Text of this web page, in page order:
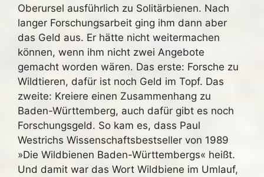
Oberursel ausführlich zu Solitärbienen. Nach
langer Forschungsarbeit ging ihm dann aber
das Geld aus. Er hätte nicht weitermachen
können, wenn ihm nicht zwei Angebote
gemacht worden wären. Das erste: Forsche zu
Wildtieren, dafür ist noch Geld im Topf. Das
zweite: Kreiere einen Zusammenhang zu
Baden-Württemberg, auch dafür gibt es noch
Forschungsgeld. So kam es, dass Paul
Westrichs Wissenschaftsbestseller von 1989
»Die Wildbienen Baden-Württembergs« heißt.
Und damit war das Wort Wildbiene im Umlauf,